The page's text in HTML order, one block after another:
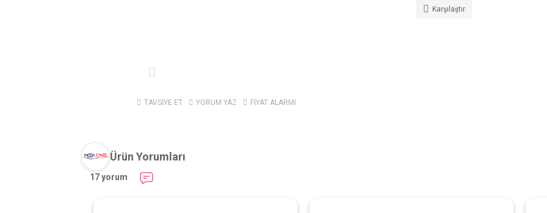
TAVSİYE ET YORUM YAZ FİYAT ALARMI
Karşılaştır
Ürün Yorumları
17 yorum